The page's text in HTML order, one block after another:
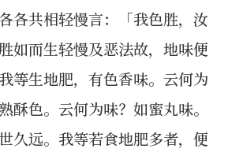
各共相轻慢言：「我色胜，汝
如而生轻慢及恶法故，地味便
等生地肥，有色香味。云何为
酥色。云何为味？如蜜丸味。
久远。我等若食地肥多者，便